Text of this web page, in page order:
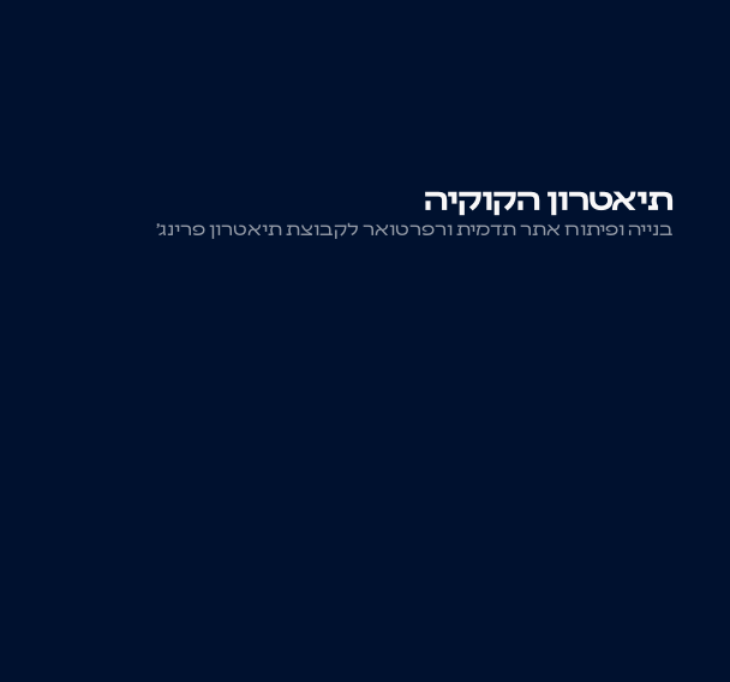
תיאטרון הקוקיה
בנייה ופיתוח אתר תדמית ורפרטואר לקבוצת תיאטרון פרינג'